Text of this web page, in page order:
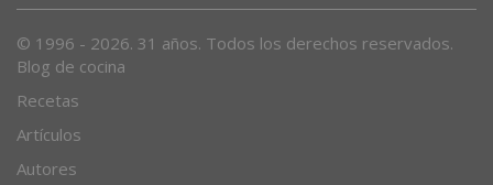
© 1996 - 2026. 31 años. Todos los derechos reservados.
Blog de cocina
Recetas
Artículos
Autores